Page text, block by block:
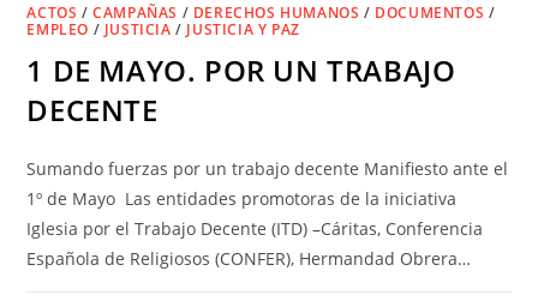
ACTOS /CAMPAÑAS / DERECHOS HUMANOS / DOCUMENTOS /
EMPLEO / JUSTICIA / JUSTICIA Y PAZ
1 DE MAYO. POR UN TRABAJO
DECENTE
Sumando fuerzas por un trabajo decente Manifiesto ante el
1º de Mayo Las entidades promotoras de la iniciativa
Iglesia por el Trabajo Decente (ITD) –Cáritas, Conferencia
Española de Religiosos (CONFER), Hermandad Obrera…